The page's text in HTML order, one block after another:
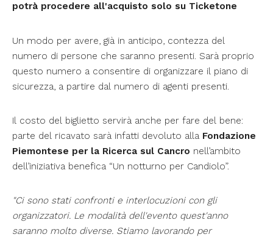
potrà procedere all'acquisto solo su Ticketone
Un modo per avere, già in anticipo, contezza del
numero di persone che saranno presenti. Sarà proprio
questo numero a consentire di organizzare il piano di
sicurezza, a partire dal numero di agenti presenti.
Il costo del biglietto servirà anche per fare del bene:
parte del ricavato sarà infatti devoluto alla Fondazione
Piemontese per la Ricerca sul Cancro nell’ambito
dell’iniziativa benefica “Un notturno per Candiolo”.
"Ci sono stati confronti e interlocuzioni con gli
organizzatori. Le modalità dell'evento quest'anno
saranno molto diverse. Stiamo lavorando per